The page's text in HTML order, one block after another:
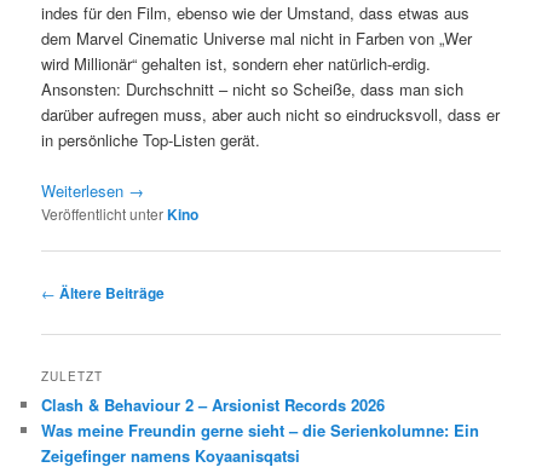
indes für den Film, ebenso wie der Umstand, dass etwas aus
dem Marvel Cinematic Universe mal nicht in Farben von „Wer
wird Millionär“ gehalten ist, sondern eher natürlich-erdig.
Ansonsten: Durchschnitt – nicht so Scheiße, dass man sich
darüber aufregen muss, aber auch nicht so eindrucksvoll, dass er
in persönliche Top-Listen gerät.
Weiterlesen →
Veröffentlicht unterKino
Beitragsnavigation
← Ältere Beiträge
ZULETZT
Clash & Behaviour 2 – Arsionist Records 2026
Was meine Freundin gerne sieht – die Serienkolumne: Ein
Zeigefinger namens Koyaanisqatsi